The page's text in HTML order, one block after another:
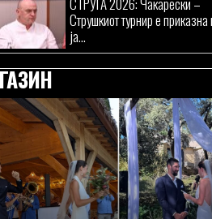
Струшкиот турнир е приказна
ја...